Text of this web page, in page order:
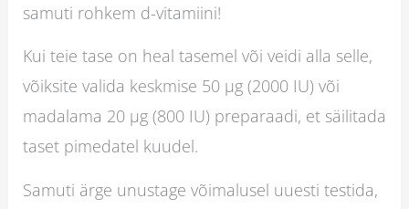
samuti rohkem d-vitamiini!
Kui teie tase on heal tasemel või veidi alla selle,
võiksite valida keskmise 50 µg (2000 IU) või
madalama 20 µg (800 IU) preparaadi, et säilitada
taset pimedatel kuudel.
Samuti ärge unustage võimalusel uuesti testida,